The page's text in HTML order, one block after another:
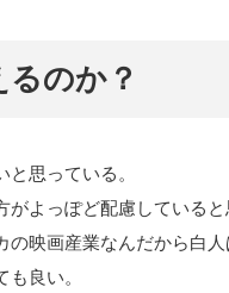
のか？
思っている。
よっぽど配慮していると
映画産業なんだから白人
良い。